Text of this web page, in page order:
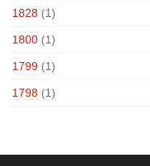
1828 (1)
1800 (1)
1799 (1)
1798 (1)